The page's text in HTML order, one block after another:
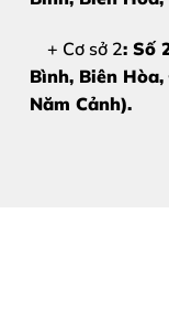
Cảm ứng
Hiển thị sắc
+ Cơ sở 2: Số
Bình, Biên
Năm Cảnh).